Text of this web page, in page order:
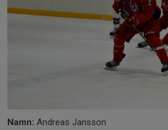
Namn: Andreas Jansson